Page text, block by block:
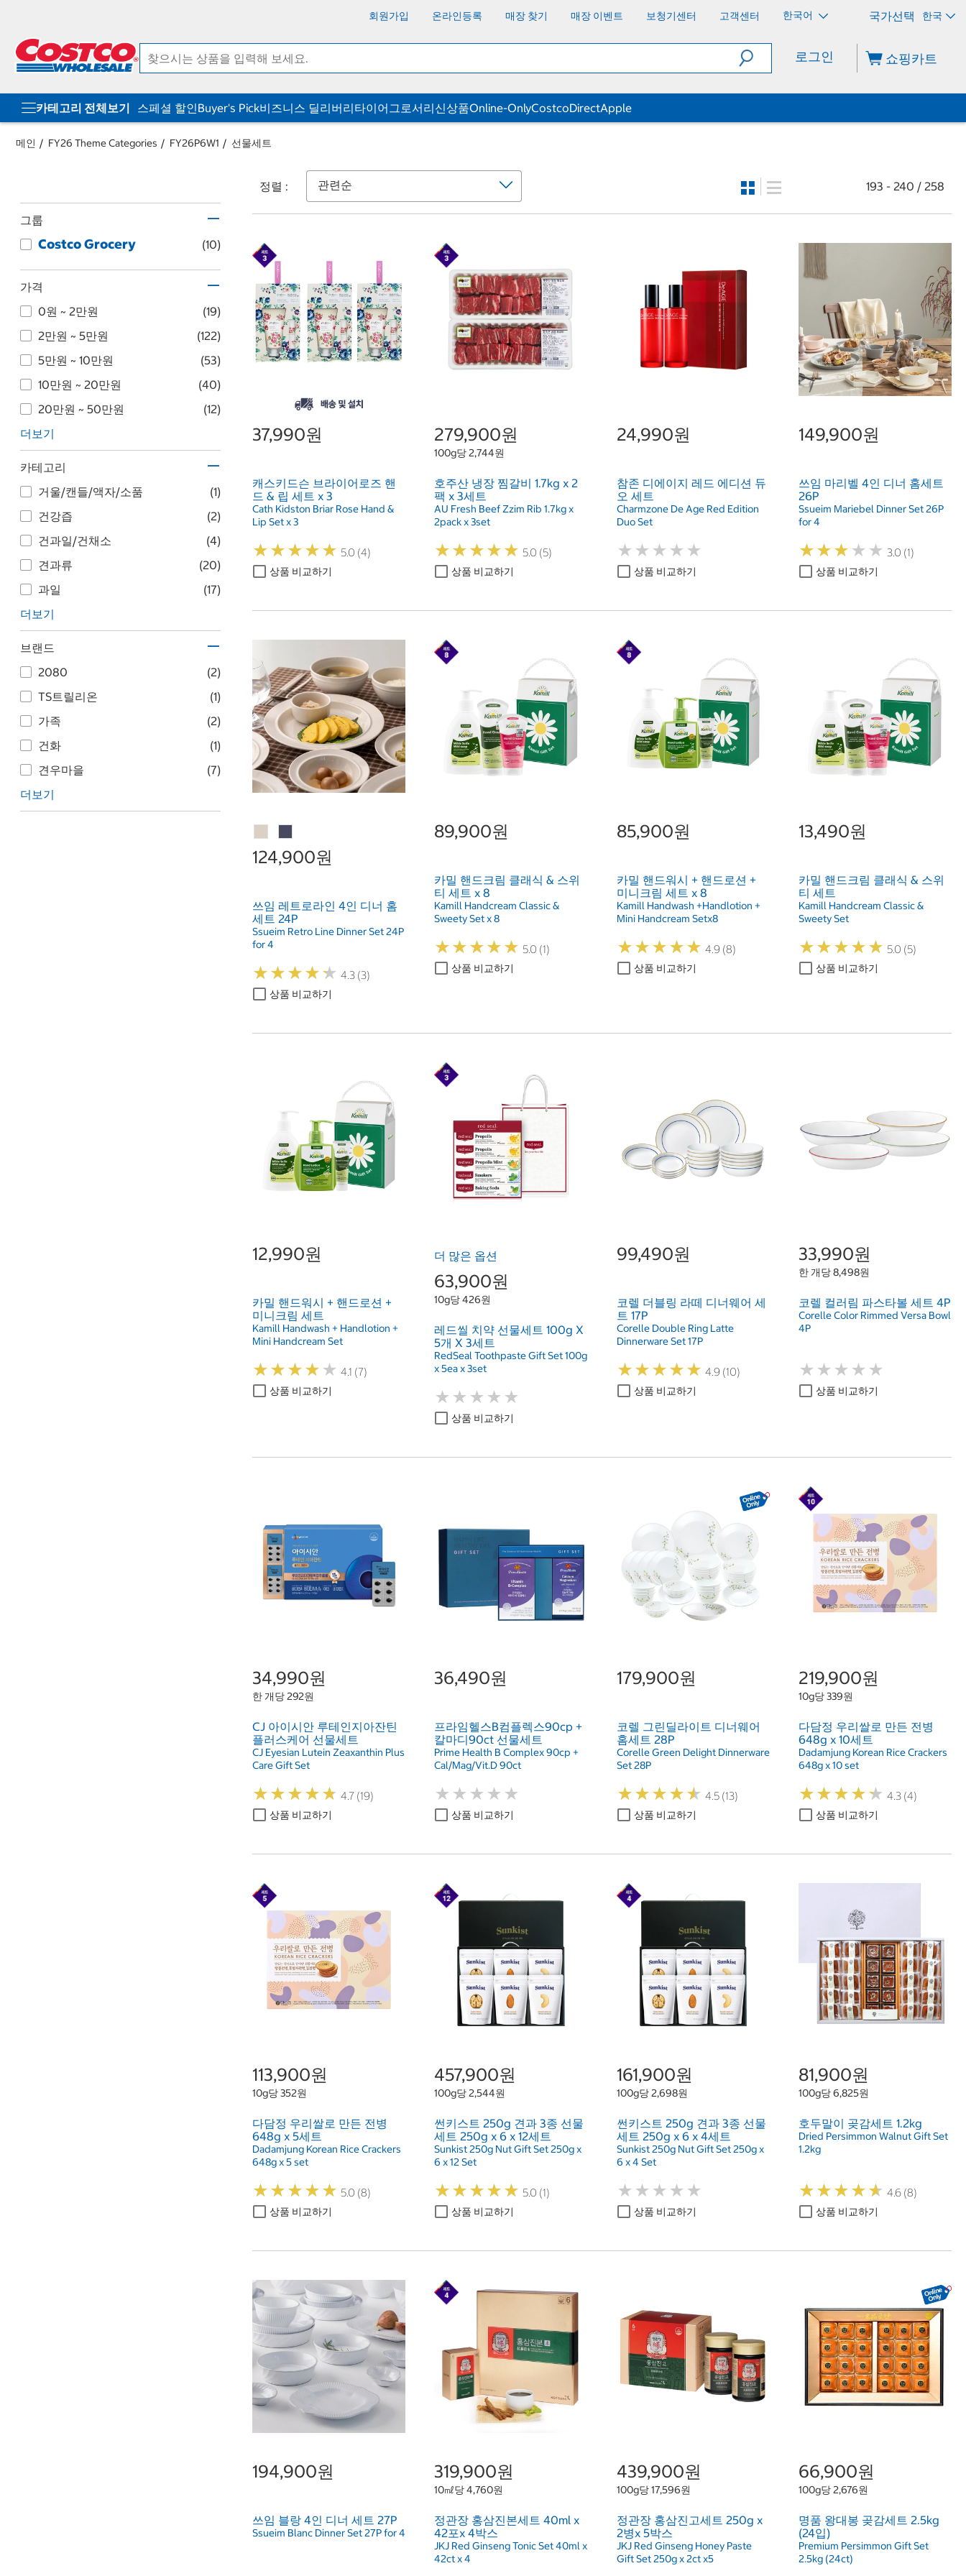
회원가입 온라인등록 매장 찾기 매장 이벤트 보청기센터 고객센터 한국어 한국
로그인 쇼핑카트
카테고리 전체보기 스페셜 할인Buyer's Pick비즈니스 딜리버리타이어그로서리신상품Online-OnlyCostcoDirectApple
메인 FY26 Theme Categories FY26P6W1 선물세트
그룹
Costco Grocery (10)
가격
0원 ~ 2만원
(19)
2만원 ~ 5만원
(122)
5만원 ~ 10만원
(53)
10만원 ~ 20만원
(40)
20만원 ~ 50만원
(12)
더보기
카테고리
거울/캔들/액자/소품
(1)
건강즙
(2)
건과일/건채소
(4)
견과류
(20)
과일
(17)
더보기
브랜드
2080
(2)
TS트릴리온
(1)
가족
(2)
건화
(1)
견우마을
(7)
더보기
정렬 : 193 - 240 / 258
37,990원
캐스키드슨 브라이어로즈 핸
드 & 립 세트 x 3
Cath Kidston Briar Rose Hand &
Lip Set x 3
★★★★★
★★★★★ 5.0 (4)
상품 비교하기
279,900원
100g당 2,744원
호주산 냉장 찜갈비 1.7kg x 2
팩 x 3세트
AU Fresh Beef Zzim Rib 1.7kg x
2pack x 3set
★★★★★
★★★★★ 5.0 (5)
상품 비교하기
24,990원
참존 디에이지 레드 에디션 듀
오 세트
Charmzone De Age Red Edition
Duo Set
★ ★ ★ ★ ★
★ ★ ★ ★ ★
상품 비교하기
149,900원
쓰임 마리벨 4인 디너 홈세트
26P
Ssueim Mariebel Dinner Set 26P
for 4
★★★ ★ ★
★★★ ★ ★ 3.0 (1)
상품 비교하기
124,900원
쓰임 레트로라인 4인 디너 홈
세트 24P
Ssueim Retro Line Dinner Set 24P
for 4
★★★★★
★★★★★ 4.3 (3)
상품 비교하기
89,900원
카밀 핸드크림 클래식 & 스위
티 세트 x 8
Kamill Handcream Classic &
Sweety Set x 8
★★★★★
★★★★★ 5.0 (1)
상품 비교하기
85,900원
카밀 핸드워시 + 핸드로션 +
미니크림 세트 x 8
Kamill Handwash +Handlotion +
Mini Handcream Setx8
★★★★★
★★★★★ 4.9 (8)
상품 비교하기
13,490원
카밀 핸드크림 클래식 & 스위
티 세트
Kamill Handcream Classic &
Sweety Set
★★★★★
★★★★★ 5.0 (5)
상품 비교하기
12,990원
카밀 핸드워시 + 핸드로션 +
미니크림 세트
Kamill Handwash + Handlotion +
Mini Handcream Set
★★★★ ★
★★★★ ★ 4.1 (7)
상품 비교하기
더 많은 옵션
63,900원
10g당 426원
레드씰 치약 선물세트 100g X
5개 X 3세트
RedSeal Toothpaste Gift Set 100g
x 5ea x 3set
★ ★ ★ ★ ★
★ ★ ★ ★ ★
상품 비교하기
99,490원
코렐 더블링 라떼 디너웨어 세
트 17P
Corelle Double Ring Latte
Dinnerware Set 17P
★★★★★
★★★★★ 4.9 (10)
상품 비교하기
33,990원
한 개당 8,498원
코렐 컬러림 파스타볼 세트 4P
Corelle Color Rimmed Versa Bowl
4P
★ ★ ★ ★ ★
★ ★ ★ ★ ★
상품 비교하기
34,990원
한 개당 292원
CJ 아이시안 루테인지아잔틴
플러스케어 선물세트
CJ Eyesian Lutein Zeaxanthin Plus
Care Gift Set
★★★★★
★★★★★ 4.7 (19)
상품 비교하기
36,490원
프라임헬스B컴플렉스90cp +
칼마디90ct 선물세트
Prime Health B Complex 90cp +
Cal/Mag/Vit.D 90ct
★ ★ ★ ★ ★
★ ★ ★ ★ ★
상품 비교하기
179,900원
코렐 그린딜라이트 디너웨어
홈세트 28P
Corelle Green Delight Dinnerware
Set 28P
★★★★★
★★★★★ 4.5 (13)
상품 비교하기
219,900원
10g당 339원
다담정 우리쌀로 만든 전병
648g x 10세트
Dadamjung Korean Rice Crackers
648g x 10 set
★★★★★
★★★★★ 4.3 (4)
상품 비교하기
113,900원
10g당 352원
다담정 우리쌀로 만든 전병
648g x 5세트
Dadamjung Korean Rice Crackers
648g x 5 set
★★★★★
★★★★★ 5.0 (8)
상품 비교하기
457,900원
100g당 2,544원
썬키스트 250g 견과 3종 선물
세트 250g x 6 x 12세트
Sunkist 250g Nut Gift Set 250g x
6 x 12 Set
★★★★★
★★★★★ 5.0 (1)
상품 비교하기
161,900원
100g당 2,698원
썬키스트 250g 견과 3종 선물
세트 250g x 6 x 4세트
Sunkist 250g Nut Gift Set 250g x
6 x 4 Set
★ ★ ★ ★ ★
★ ★ ★ ★ ★
상품 비교하기
81,900원
100g당 6,825원
호두말이 곶감세트 1.2kg
Dried Persimmon Walnut Gift Set
1.2kg
★★★★★
★★★★★ 4.6 (8)
상품 비교하기
194,900원
쓰임 블랑 4인 디너 세트 27P
Ssueim Blanc Dinner Set 27P for 4
319,900원
10㎖당 4,760원
정관장 홍삼진본세트 40ml x
42포x 4박스
JKJ Red Ginseng Tonic Set 40ml x
42ct x 4
439,900원
100g당 17,596원
정관장 홍삼진고세트 250g x
2병x 5박스
JKJ Red Ginseng Honey Paste
Gift Set 250g x 2ct x5
66,900원
100g당 2,676원
명품 왕대봉 곶감세트 2.5kg
(24입)
Premium Persimmon Gift Set
2.5kg (24ct)